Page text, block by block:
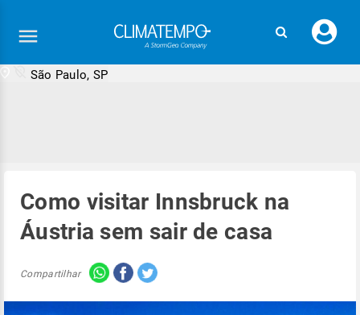
seu
São Paulo, SP
Como visitar Innsbruck na
Áustria sem sair de casa
Compartilhar